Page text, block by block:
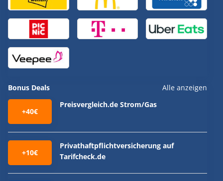
Bonus Deals Alle anzeigen
+40€
Preisvergleich.de Strom/Gas
+10€
Privathaftpflichtversicherung auf
Tarifcheck.de